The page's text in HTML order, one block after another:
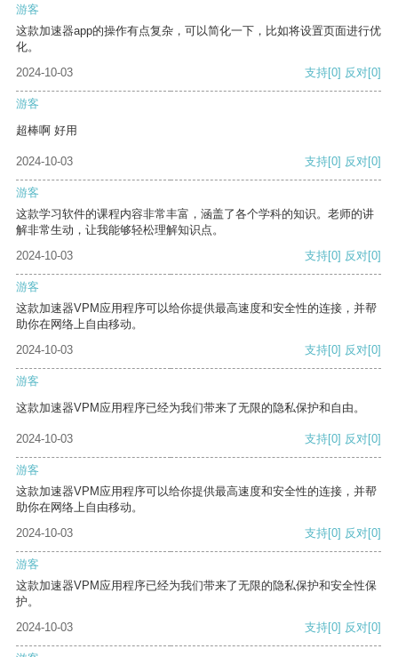
游客
这款加速器app的操作有点复杂，可以简化一下，比如将设置页面进行优
化。
2024-10-03
支持[0] 反对[0]
游客
超棒啊 好用
2024-10-03 支持[0] 反对[0]
游客
这款学习软件的课程内容非常丰富，涵盖了各个学科的知识。老师的讲
解非常生动，让我能够轻松理解知识点。
2024-10-03
支持[0] 反对[0]
游客
这款加速器VPM应用程序可以给你提供最高速度和安全性的连接，并帮
助你在网络上自由移动。
2024-10-03
支持[0] 反对[0]
游客
这款加速器VPM应用程序已经为我们带来了无限的隐私保护和自由。
2024-10-03 支持[0] 反对[0]
游客
这款加速器VPM应用程序可以给你提供最高速度和安全性的连接，并帮
助你在网络上自由移动。
2024-10-03
支持[0] 反对[0]
游客
这款加速器VPM应用程序已经为我们带来了无限的隐私保护和安全性保
护。
2024-10-03
支持[0] 反对[0]